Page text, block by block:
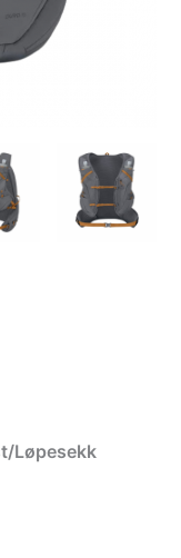
Løpesekk